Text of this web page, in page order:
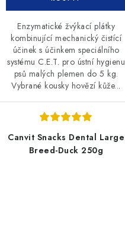
Enzymatické žvýkací plátky
kombinující mechanický čistící
účinek s účinkem speciálního
systému C.E.T. pro ústní hygienu
psů malých plemen do 5 kg.
Vybrané kousky hovězí kůže...
Canvit Snacks Dental Large
Breed-Duck 250g